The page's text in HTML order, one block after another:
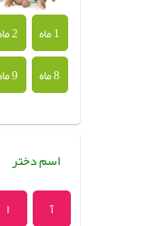
1 ماه 2 ماه
8 ماه
9 ماه
اسم دختر
آ ا